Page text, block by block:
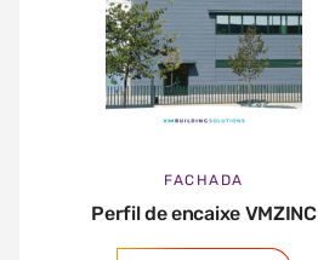
FACHADA
Perfil de encaixe VMZINC